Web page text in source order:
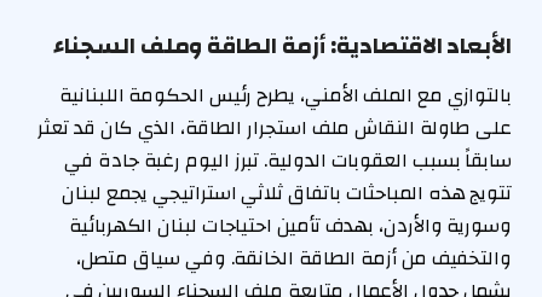
الأبعاد الاقتصادية: أزمة الطاقة وملف السجناء
بالتوازي مع الملف الأمني، يطرح رئيس الحكومة اللبنانية
على طاولة النقاش ملف استجرار الطاقة، الذي كان قد تعثر
سابقاً بسبب العقوبات الدولية. تبرز اليوم رغبة جادة في
تتويج هذه المباحثات باتفاق ثلاثي استراتيجي يجمع لبنان
وسورية والأردن، بهدف تأمين احتياجات لبنان الكهربائية
والتخفيف من أزمة الطاقة الخانقة. وفي سياق متصل،